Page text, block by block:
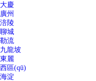
大慶
廣州
涪陵
聊城
勒流
九龍坡
東麗
西區(qū)
海淀